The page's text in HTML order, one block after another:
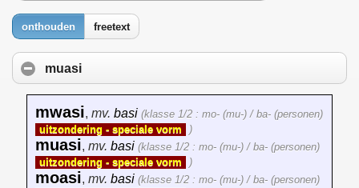
onthouden freetext
muasi
mwasi, mv. basi (klasse 1/2 : mo- (mu-) / ba- (personen)
uitzondering - speciale vorm
)
muasi, mv. basi (klasse 1/2 : mo- (mu-) / ba- (personen)
uitzondering - speciale vorm
)
moasi, mv. basi (klasse 1/2 : mo- (mu-) / ba- (personen)